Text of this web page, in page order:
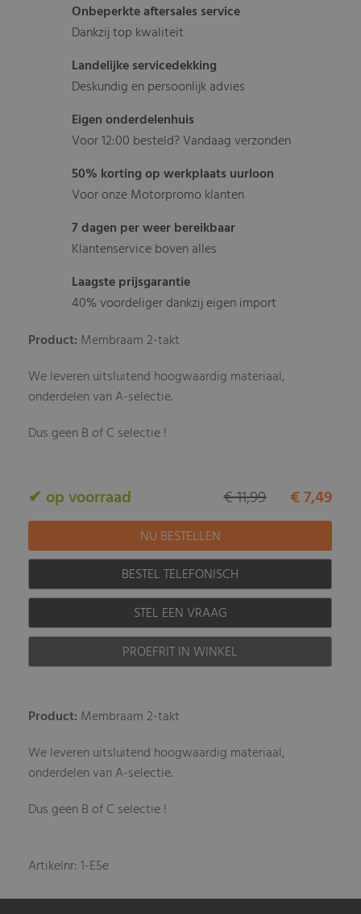
Onbeperkte aftersales service
Dankzij top kwaliteit
Landelijke servicedekking
Deskundig en persoonlijk advies
Eigen onderdelenhuis
Voor 12:00 besteld? Vandaag verzonden
50% korting op werkplaats uurloon
Voor onze Motorpromo klanten
7 dagen per weer bereikbaar
Klantenservice boven alles
Laagste prijsgarantie
40% voordeliger dankzij eigen import
Product: Membraam 2-takt
We leveren uitsluitend hoogwaardig materiaal,
onderdelen van A-selectie.
Dus geen B of C selectie !
✔ op voorraad € 7,49
€ 11,99
BESTEL TELEFONISCH
STEL EEN VRAAG
PROEFRIT IN WINKEL
Product: Membraam 2-takt
We leveren uitsluitend hoogwaardig materiaal,
onderdelen van A-selectie.
Dus geen B of C selectie !
Artikelnr: 1-E5e